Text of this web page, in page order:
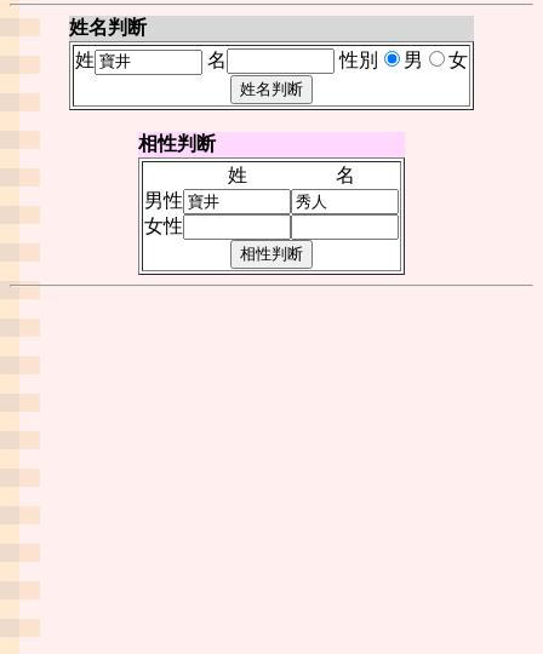
姓名判断
姓
名 性別 男 女
相性判断
姓
名
男性
女性